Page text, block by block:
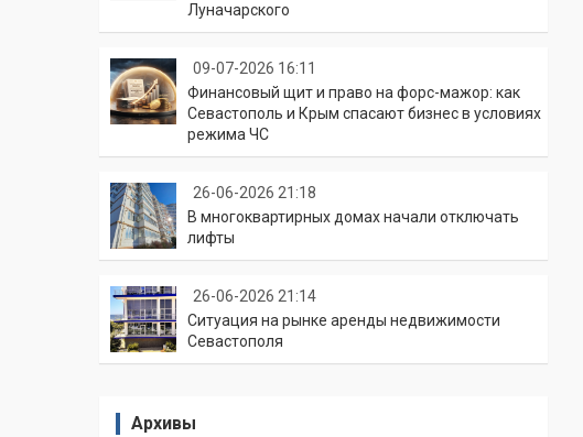
Луначарского
09-07-2026 16:11
Финансовый щит и право на форс-мажор: как
Севастополь и Крым спасают бизнес в условиях
режима ЧС
26-06-2026 21:18
В многоквартирных домах начали отключать
лифты
26-06-2026 21:14
Ситуация на рынке аренды недвижимости
Севастополя
Архивы